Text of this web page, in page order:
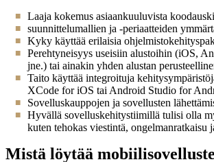
Laaja kokemus asiaankuuluvista
suunnittelumallien ja -periaatteiden
Kyky käyttää erilaisia
Perehtyneisyys useisiin alustoihin (iOS,
jne.) tai ainakin yhden alustan
Taito käyttää integroituja
XCode for iOS tai Android Studio for
Sovelluskauppojen ja sovellusten
Hyvällä sovelluskehitystiimillä tulisi olla
kuten tehokas viestintä, ongelmanratkaisu
Mistä löytää